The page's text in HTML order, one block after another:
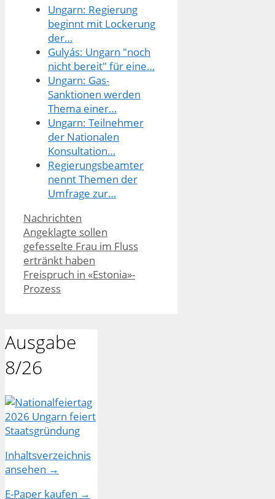
Ungarn: Regierung
beginnt mit Lockerung
der…
Gulyás: Ungarn "noch
nicht bereit" für eine…
Ungarn: Gas-
Sanktionen werden
Thema einer…
Ungarn: Teilnehmer
der Nationalen
Konsultation…
Regierungsbeamter
nennt Themen der
Umfrage zur…
Kategorien
Nachrichten
Angeklagte sollen
gefesselte Frau im Fluss
ertränkt haben
Freispruch in «Estonia»-
Prozess
Ausgabe
8/26
Inhaltsverzeichnis
ansehen →
E-Paper kaufen →